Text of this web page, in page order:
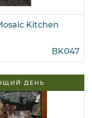
Kitchen
BK047
ДЕНЬ